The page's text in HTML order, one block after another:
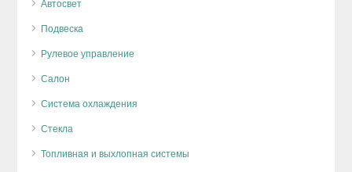
Автосвет
Подвеска
Рулевое управление
Салон
Система охлаждения
Стекла
Топливная и выхлопная системы